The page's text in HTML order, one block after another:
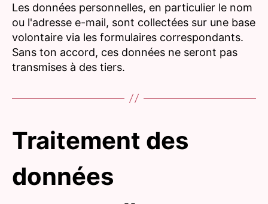
Les données personnelles, en particulier le nom
ou l'adresse e-mail, sont collectées sur une base
volontaire via les formulaires correspondants.
Sans ton accord, ces données ne seront pas
transmises à des tiers.
Traitement des
données